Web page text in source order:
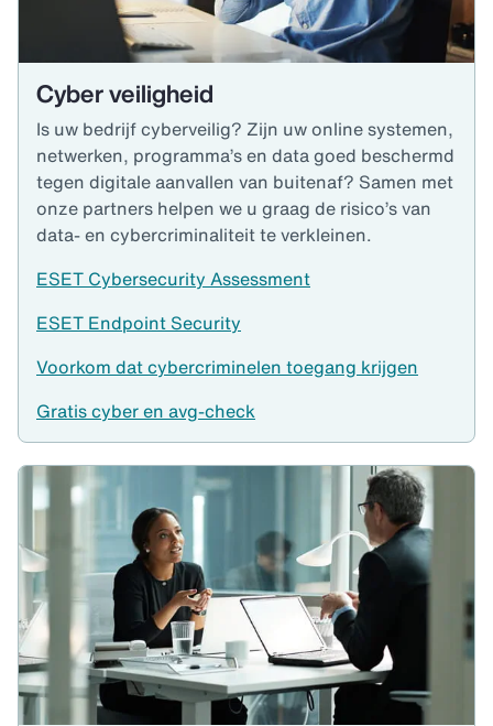
Cyber veiligheid
Is uw bedrijf cyberveilig? Zijn uw online systemen,
netwerken, programma’s en data goed beschermd
tegen digitale aanvallen van buitenaf? Samen met
onze partners helpen we u graag de risico’s van
data- en cybercriminaliteit te verkleinen.
ESET Cybersecurity Assessment
ESET Endpoint Security
Voorkom dat cybercriminelen toegang krijgen
Gratis cyber en avg-check